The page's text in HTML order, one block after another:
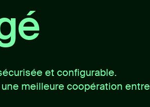
et configurable.
meilleure coopération entre